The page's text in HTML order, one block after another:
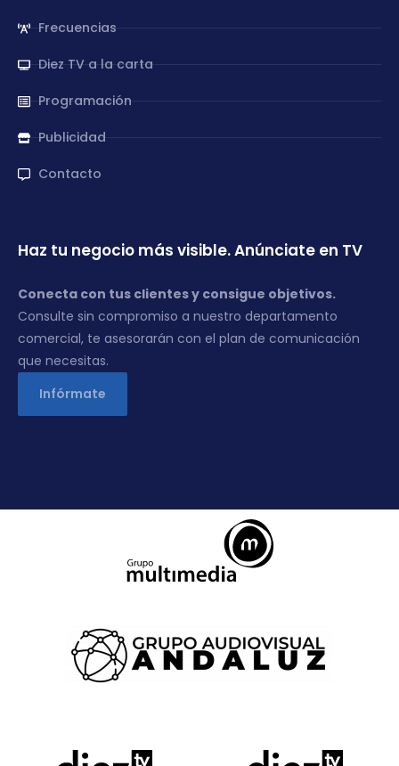
Frecuencias
Diez TV a la carta
Programación
Publicidad
Contacto
Haz tu negocio más visible. Anúnciate en TV
Conecta con tus clientes y consigue objetivos.
Consulte sin compromiso a nuestro departamento
comercial, te asesorarán con el plan de comunicación
que necesitas.
Infórmate